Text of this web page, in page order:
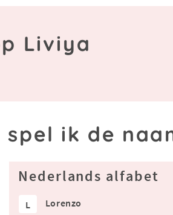
Liviya
spel ik de
Nederlands alfabet
L Lorenzo